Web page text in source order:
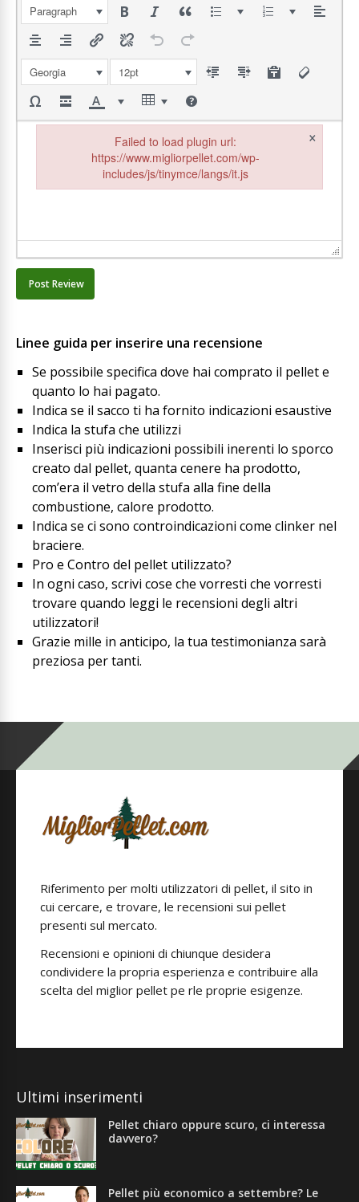
Paragraph
Georgia 12pt
Linee guida per inserire una recensione
Se possibile specifica dove hai comprato il pellet e
quanto lo hai pagato.
Indica se il sacco ti ha fornito indicazioni esaustive
Indica la stufa che utilizzi
Inserisci più indicazioni possibili inerenti lo sporco
creato dal pellet, quanta cenere ha prodotto,
com’era il vetro della stufa alla fine della
combustione, calore prodotto.
Indica se ci sono controindicazioni come clinker nel
braciere.
Pro e Contro del pellet utilizzato?
In ogni caso, scrivi cose che vorresti che vorresti
trovare quando leggi le recensioni degli altri
utilizzatori!
Grazie mille in anticipo, la tua testimonianza sarà
preziosa per tanti.
Riferimento per molti utilizzatori di pellet, il sito in
cui cercare, e trovare, le recensioni sui pellet
presenti sul mercato.
Recensioni e opinioni di chiunque desidera
condividere la propria esperienza e contribuire alla
scelta del miglior pellet pe rle proprie esigenze.
Ultimi inserimenti
Pellet chiaro oppure scuro, ci interessa
davvero?
Pellet più economico a settembre? Le
Failed to load plugin url:
https://www.migliorpellet.com/wp-
includes/js/tinymce/langs/it.js
×
Failed to load plugin url: https://www.migliorpellet.com/wp-